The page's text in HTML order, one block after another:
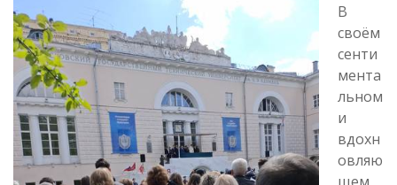
В
своём
сенти
мента
льном
и
вдохн
овляю
щем